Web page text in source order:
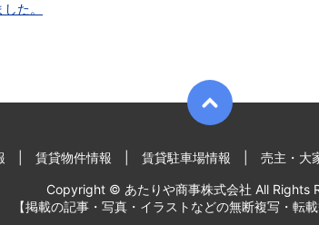
た。
賃貸物件情報 賃貸駐車場情報 売主・大
Copyright © あたりや商事株式会社 All Rights
【掲載の記事・写真・イラストなどの無断複写・転載